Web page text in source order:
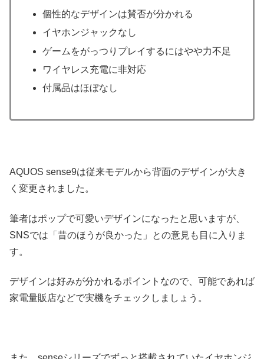
個性的なデザインは賛否が分かれる
イヤホンジャックなし
ゲームをがっつりプレイするにはやや力不足
ワイヤレス充電に非対応
付属品はほぼなし
AQUOS sense9は従来モデルから背面のデザインが大き
く変更されました。
筆者はポップで可愛いデザインになったと思いますが、
SNSでは「昔のほうが良かった」との意見も目に入りま
す。
デザインは好みが分かれるポイントなので、可能であれば
家電量販店などで実機をチェックしましょう。